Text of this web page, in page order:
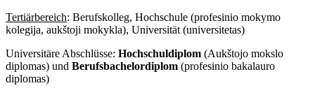
Tertiärbereich: Berufskolleg, Hochschule (profesinio mokymo
kolegija, aukštoji mokykla), Universität (universitetas)
Universitäre Abschlüsse: Hochschuldiplom (Aukštojo mokslo
diplomas) und Berufsbachelordiplom (profesinio bakalauro
diplomas)